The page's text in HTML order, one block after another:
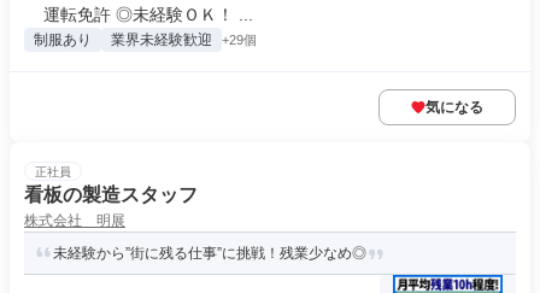
運転免許 ◎未経験ＯＫ！ ...
制服あり 業界未経験歓迎 +29個
気になる
正社員
看板の製造スタッフ
株式会社 明展
未経験から”街に残る仕事”に挑戦！残業少なめ◎